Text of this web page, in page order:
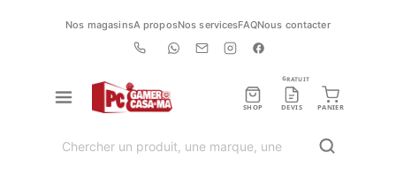
Nos magasinsA proposNos servicesFAQNous contacter
SHOP DEVIS
GRATUIT
PANIER